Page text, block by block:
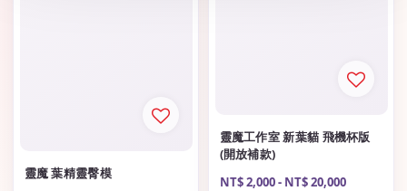
靈魔 葉精靈臀模
靈魔工作室 新葉貓 飛機杯版
(開放補款)
Regular
NT$ 2,000- NT$ 20,000